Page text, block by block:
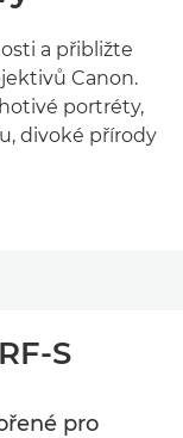
a přibližte
Canon.
portréty,
divoké přírody
S
pro